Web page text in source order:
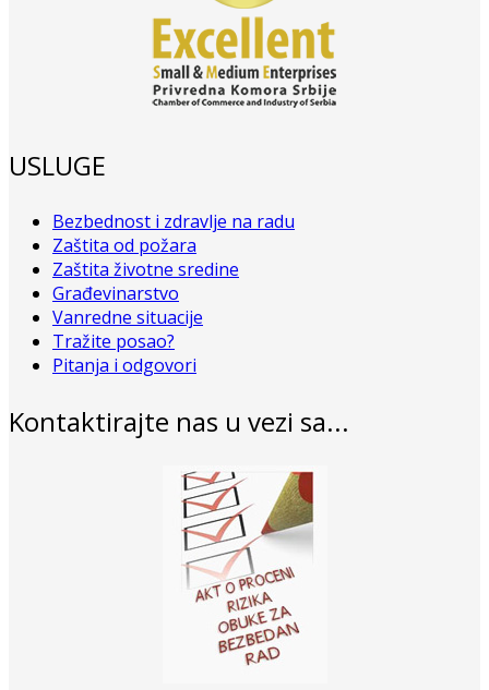
USLUGE
Bezbednost i zdravlje na radu
Zaštita od požara
Zaštita životne sredine
Građevinarstvo
Vanredne situacije
Tražite posao?
Pitanja i odgovori
Kontaktirajte nas u vezi sa...